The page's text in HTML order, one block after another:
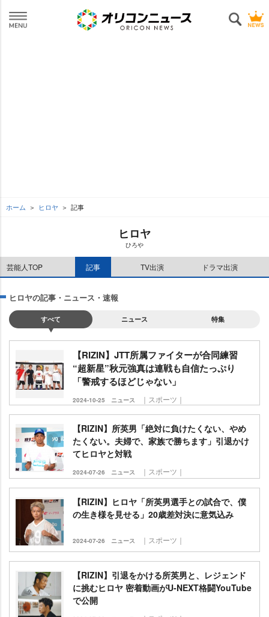
ホーム ヒロヤ 記事
ヒロヤ
ひろ
芸能人TOP 記事 TV出演 ドラマ出演
ヒロヤの記事・ニュース・速報
すべて ニュース 特集
【RIZIN】JTT所属ファイターが合同練習
“超新星”秋元強真は連戦も自信たっぷり
「警戒するほどじゃない」
2024-10-25 ニュース ｜スポーツ｜
【RIZIN】所英男「絶対に負けたくない、やめ
たくない。夫婦で、家族で勝ちます」引退かけ
てヒロヤと対戦
2024-07-26 ニュース ｜スポーツ｜
【RIZIN】ヒロヤ「所英男選手との試合で、僕
の生き様を見せる」20歳差対決に意気込み
2024-07-26 ニュース ｜スポーツ｜
【RIZIN】引退をかける所英男と、レジェンド
に挑むヒロヤ 密着動画がU-NEXT格闘YouTube
で公開